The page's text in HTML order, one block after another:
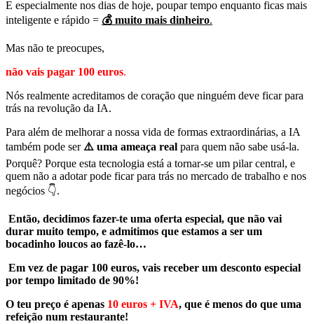
E especialmente nos dias de hoje, poupar tempo enquanto ficas mais
inteligente e rápido = 💰 muito mais dinheiro.
Mas não te preocupes,
não vais pagar 100 euros.
Nós realmente acreditamos de coração que ninguém deve ficar para
trás na revolução da IA.
Para além de melhorar a nossa vida de formas extraordinárias, a IA
também pode ser ⚠️ uma ameaça real para quem não sabe usá-la.
Porquê? Porque esta tecnologia está a tornar-se um pilar central, e
quem não a adotar pode ficar para trás no mercado de trabalho e nos
negócios 👇.
Então, decidimos fazer-te uma oferta especial, que não vai
durar muito tempo, e admitimos que estamos a ser um
bocadinho loucos ao fazê-lo…
Em vez de pagar 100 euros, vais receber um desconto especial
por tempo limitado de 90%!
O teu preço é apenas 10 euros + IVA, que é menos do que uma
refeição num restaurante!